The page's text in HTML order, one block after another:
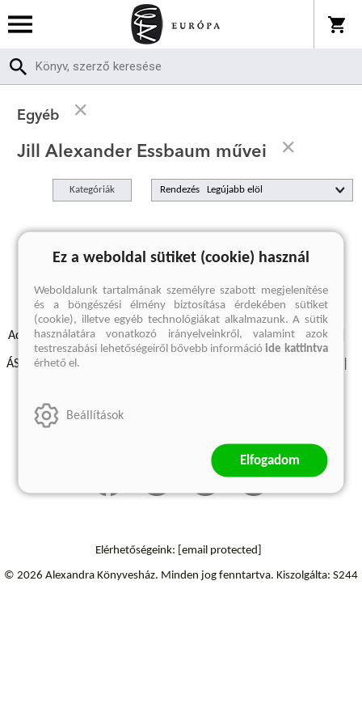
Egyéb
Jill Alexander Essbaum művei
Kategóriák Rendezés
A keresett kifejezésre nincs találat
Adatvédelmi szabályzatok Elállási felmondási nyilatkozat
ÁSZF - Vásárlási feltételek
Szállítási információk
Elérhetőségeink: [email protected]
© 2026 Alexandra Könyvesház. Minden jog fenntartva. Kiszolgálta: S244
Ez a weboldal sütiket (cookie) használ
Weboldalunk tartalmának személyre szabott megjelenítése
és a böngészési élmény biztosítása érdekében sütiket
(cookie), illetve egyéb technológiákat alkalmazunk. A sütik
használatára vonatkozó irányelveinkről, valamint azok
testreszabási lehetőségeiről bővebb információide kattintva
érhető el.
Beállítások
Elfogadom